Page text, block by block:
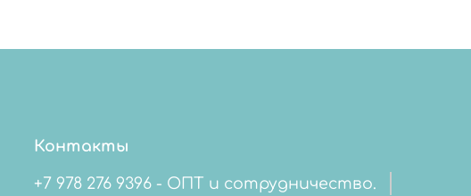
Контакты
+7 978 276 9396 - ОПТ и сотрудничество.